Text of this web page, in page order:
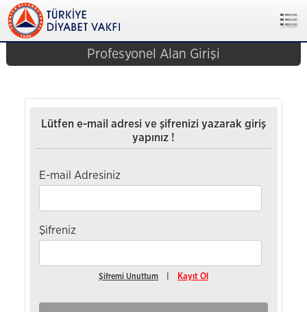
Lütfen e-mail adresi ve şifrenizi yazarak giriş
yapınız !
E-mail Adresiniz
Şifreniz
Şifremi Unuttum Kayıt Ol
Profesyonel Alan Girişi